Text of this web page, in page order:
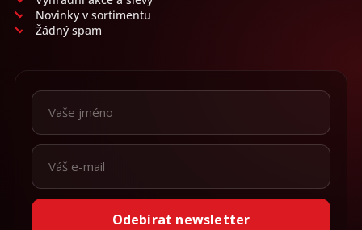
Novinky v sortimentu
Žádný spam
Odebírat newsletter